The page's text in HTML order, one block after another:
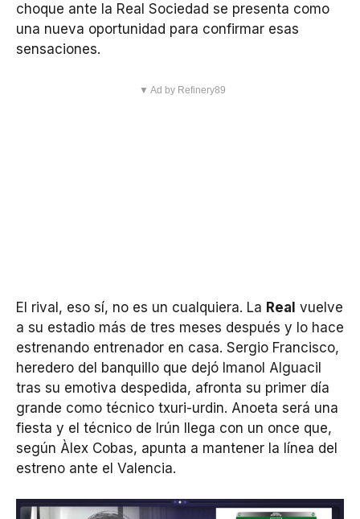
choque ante la Real Sociedad se presenta como
una nueva oportunidad para confirmar esas
sensaciones.
▼ Ad by Refinery89
El rival, eso sí, no es un cualquiera. La Real vuelve
a su estadio más de tres meses después y lo hace
estrenando entrenador en casa. Sergio Francisco,
heredero del banquillo que dejó Imanol Alguacil
tras su emotiva despedida, afronta su primer día
grande como técnico txuri-urdin. Anoeta será una
fiesta y el técnico de Irún llega con un once que,
según Àlex Cobas, apunta a mantener la línea del
estreno ante el Valencia.